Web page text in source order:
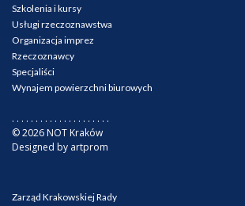
Szkolenia i kursy
Usługi rzeczoznawstwa
Organizacja imprez
Rzeczoznawcy
Specjaliści
Wynajem powierzchni biurowych
. . . . . . . . . . . . . . . . . . . . .
© 2026 NOT Kraków
Designed by artprom
Zarząd Krakowskiej Rady